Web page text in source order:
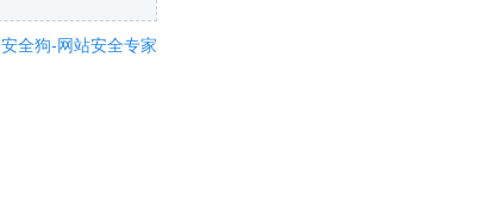
安全狗-网站安全专家